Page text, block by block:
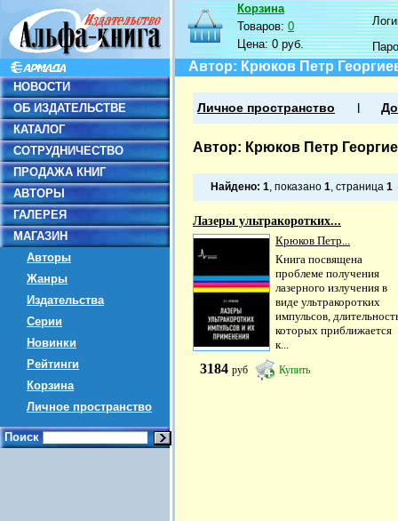
НОВОСТИ
ОБ ИЗДАТЕЛЬСТВЕ
КАТАЛОГ
СОТРУДНИЧЕСТВО
ПРОДАЖА КНИГ
АВТОРЫ
ГАЛЕРЕЯ
МАГАЗИН
Авторы
Жанры
Издательства
Серии
Новинки
Рейтинги
Корзина
Личное пространство
Поиск
Корзина
Товаров:0
Цена:0 руб.
Автор: Крюков Петр
Личное пространство
Автор: Крюков Петр
Найдено: 1, показано 1, страница 1
Лазеры ультракоротких...
Крюков Петр...
Книга посвящена
проблеме получения
лазерного излучения в
виде ультракоротких
импульсов,
которых приближается
к...
3184 руб Купить